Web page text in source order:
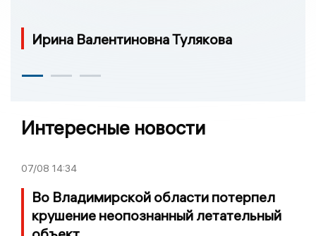
Ирина Валентиновна Тулякова
Интересные новости
07/08 14:34
Во Владимирской области потерпел
крушение неопознанный летательный